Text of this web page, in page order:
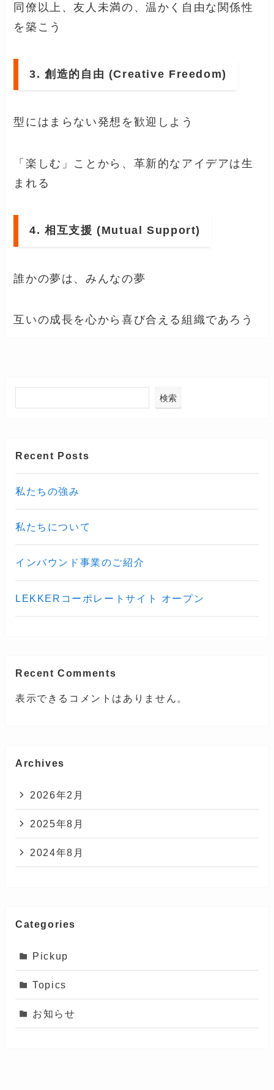
同僚以上、友人未満の、温かく自由な関係性
を築こう
3. 創造的自由 (Creative Freedom)
型にはまらない発想を歓迎しよう
「楽しむ」ことから、革新的なアイデアは生
まれる
4. 相互支援 (Mutual Support)
誰かの夢は、みんなの夢
互いの成長を心から喜び合える組織であろう
検索
Recent Posts
私たちの強み
私たちについて
インバウンド事業のご紹介
LEKKERコーポレートサイト オープン
Recent Comments
表示できるコメントはありません。
Archives
2026年2月
2025年8月
2024年8月
Categories
Pickup
Topics
お知らせ